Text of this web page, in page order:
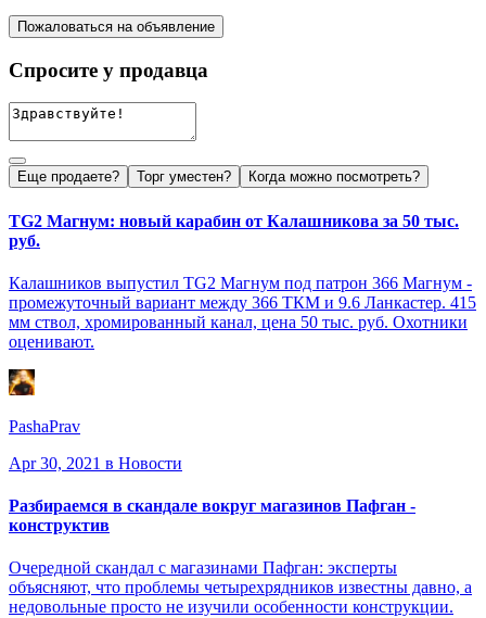
Пожаловаться на объявление
Спросите у продавца
Еще продаете? Торг уместен? Когда можно посмотреть?
TG2 Магнум: новый карабин от Калашникова за 50 тыс.
руб.
Калашников выпустил TG2 Магнум под патрон 366 Магнум -
промежуточный вариант между 366 ТКМ и 9.6 Ланкастер. 415
мм ствол, хромированный канал, цена 50 тыс. руб. Охотники
оценивают.
PashaPrav
Apr 30, 2021 в Новости
Разбираемся в скандале вокруг магазинов Пафган -
конструктив
Очередной скандал с магазинами Пафган: эксперты
объясняют, что проблемы четырехрядников известны давно, а
недовольные просто не изучили особенности конструкции.